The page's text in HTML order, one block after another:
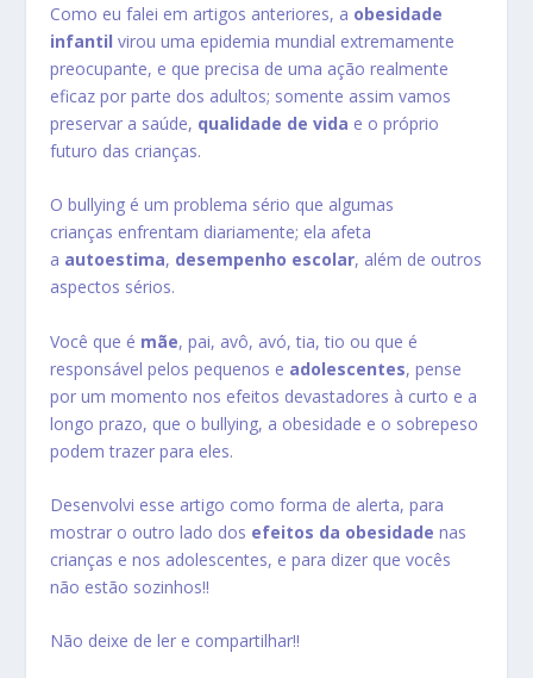
Como eu falei em artigos anteriores, a obesidade
infantil virou uma epidemia mundial extremamente
preocupante, e que precisa de uma ação realmente
eficaz por parte dos adultos; somente assim vamos
preservar a saúde, qualidade de vida e o próprio
futuro das crianças.
O bullying é um problema sério que algumas
crianças enfrentam diariamente; ela afeta
a autoestima, desempenho escolar, além de outros
aspectos sérios.
Você que é mãe, pai, avô, avó, tia, tio ou que é
responsável pelos pequenos e adolescentes, pense
por um momento nos efeitos devastadores à curto e a
longo prazo, que o bullying, a obesidade e o sobrepeso
podem trazer para eles.
Desenvolvi esse artigo como forma de alerta, para
mostrar o outro lado dos efeitos da obesidade nas
crianças e nos adolescentes, e para dizer que vocês
não estão sozinhos!!
Não deixe de ler e compartilhar!!